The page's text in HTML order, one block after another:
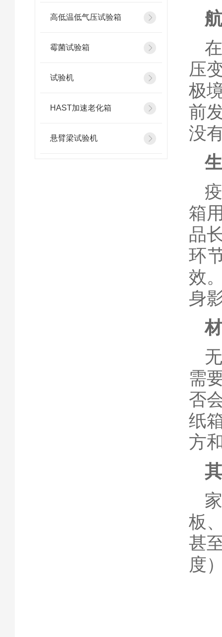
高低温低气压试验箱
霉菌试验箱
试验机
HAST加速老化箱
悬臂梁试验机
压
极
前
没
箱
品
环
效
身
需
否
纸
方
板
甚
度